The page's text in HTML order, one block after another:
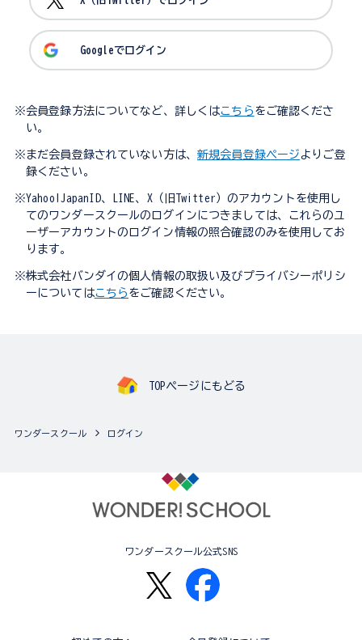
Googleでログイン
※会員登録方法についてなど、詳しくはこちら をご確認くださ
い。
※まだ会員登録されていない方は、 新規会員登録ページ よりご登
録ください。
※Yahoo!JapanID、LINE、X（旧Twitter）のアカウントを使用し
てのワンダースクールのログインにつきましては、これらのユ
ーザーアカウントのログイン情報の照合確認のみを使用してお
ります。
※株式会社バンダイの個人情報の取扱い及びプライバシーポリシ
ーについてはこちら をご確認ください。
TOPページにもどる
ワンダースクール ログイン
ワンダースクール公式SNS